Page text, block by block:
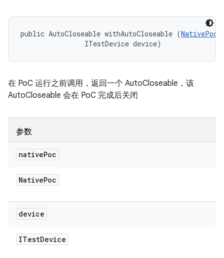
public AutoCloseable withAutoCloseable (NativePoc
                ITestDevice device)
在 PoC 运行之前调用，返回一个 AutoCloseable，该
AutoCloseable 会在 PoC 完成后关闭
参数
nativePoc
NativePoc
device
ITestDevice